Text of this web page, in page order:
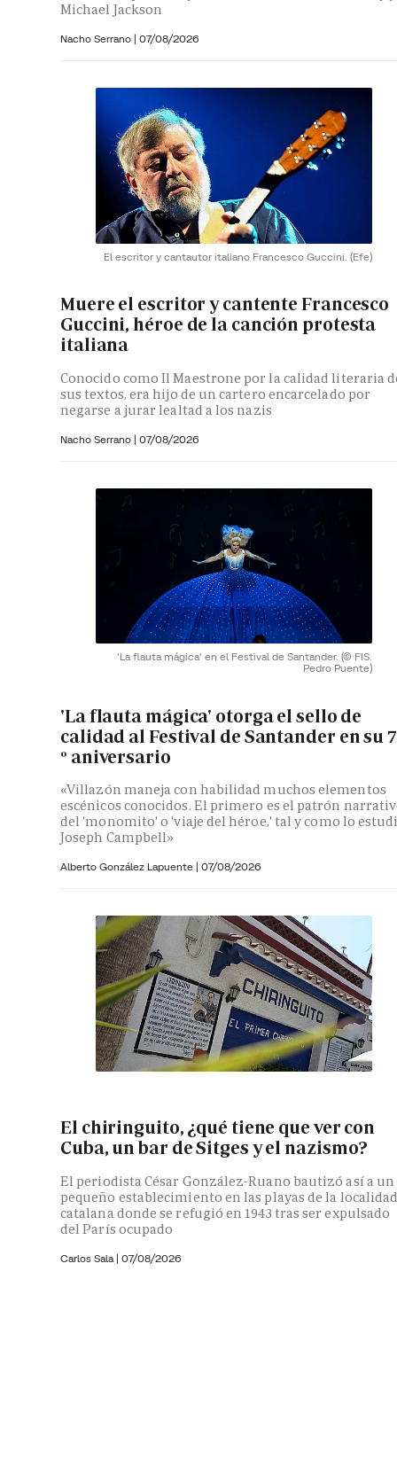
Michael Jackson
Nacho Serrano | 07/08/2026
El escritor y cantautor italiano Francesco Guccini. (Efe)
Muere el escritor y cantente Francesco
Guccini, héroe de la canción protesta
italiana
Conocido como Il Maestrone por la calidad literaria
sus textos, era hijo de un cartero encarcelado por
negarse a jurar lealtad a los nazis
Nacho Serrano | 07/08/2026
'La flauta mágica' en el Festival de Santander. (© FIS.
Pedro Puente)
'La flauta mágica' otorga el sello de
calidad al Festival de Santander en su
º aniversario
«Villazón maneja con habilidad muchos elementos
escénicos conocidos. El primero es el patrón
del 'monomito' o 'viaje del héroe,' tal y como lo
Joseph Campbell»
Alberto González Lapuente | 07/08/2026
El chiringuito, ¿qué tiene que ver con
Cuba, un bar de Sitges y el nazismo?
El periodista César González-Ruano bautizó así a un
pequeño establecimiento en las playas de la
catalana donde se refugió en 1943 tras ser expulsado
del París ocupado
Carlos Sala | 07/08/2026